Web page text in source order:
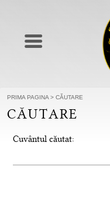
PRIMA PAGINA > CĂUTARE
CĂUTARE
Cuvântul căutat: